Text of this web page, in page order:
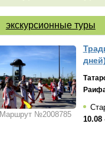
экскурсионные туры
Маршрут №2008785
10.08